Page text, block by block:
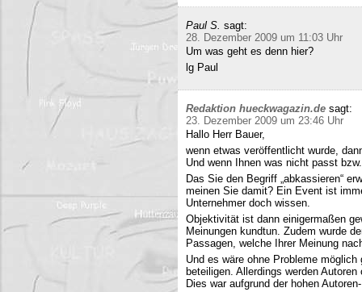
Paul S. sagt:
28. Dezember 2009 um 11:03 Uhr
Um was geht es denn hier?
lg Paul
Redaktion hueckwagazin.de sagt:
23. Dezember 2009 um 23:46 Uhr
Hallo Herr Bauer,
wenn etwas veröffentlicht wurde,
Und wenn Ihnen was nicht passt
Das Sie den Begriff „abkassieren“
meinen Sie damit? Ein Event ist
Unternehmer doch wissen.
Objektivität ist dann einigermaßen
Meinungen kundtun. Zudem wurde
Passagen, welche Ihrer Meinung
Und es wäre ohne Probleme
beteiligen. Allerdings werden
Dies war aufgrund der hohen